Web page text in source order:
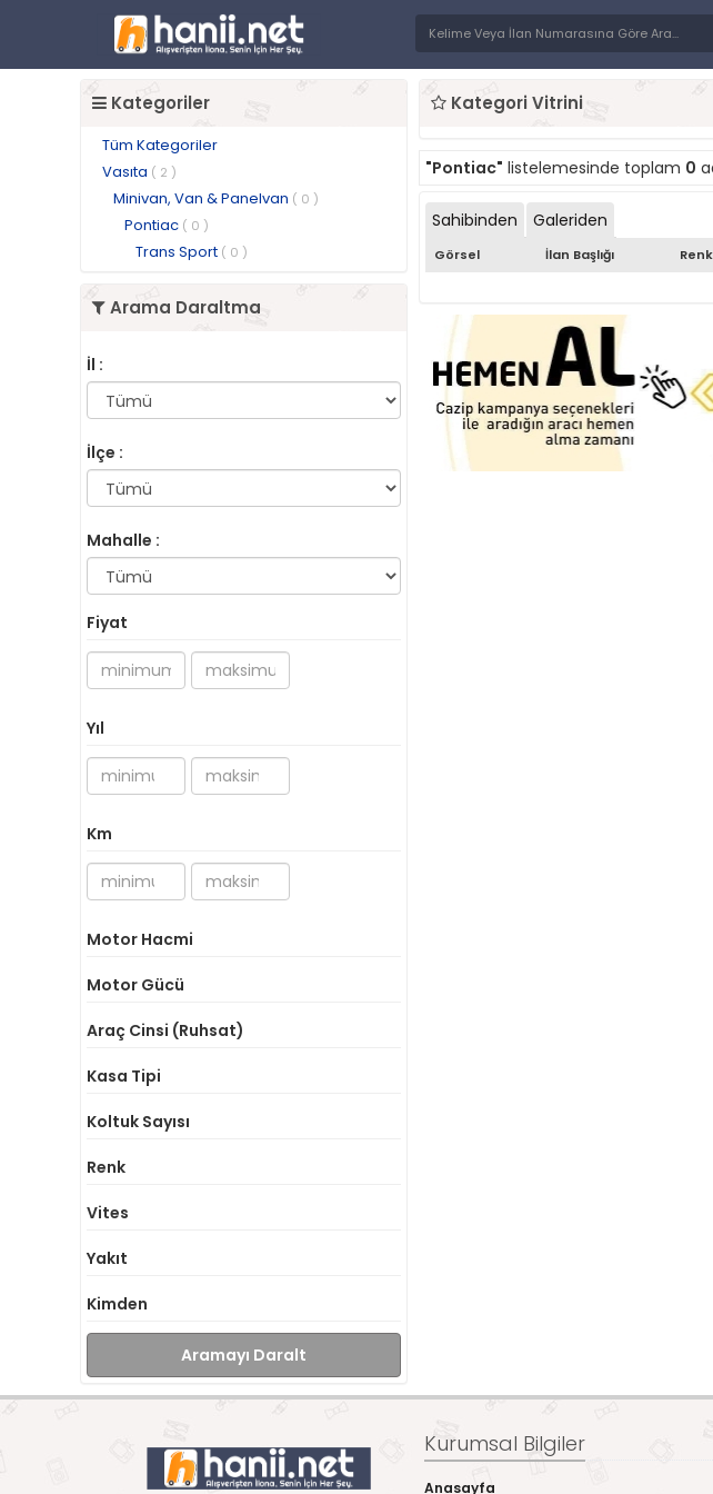
Kategoriler
Tüm Kategoriler
Vasıta ( 2 )
Minivan, Van & Panelvan ( 0 )
Pontiac ( 0 )
Trans Sport ( 0 )
Arama Daraltma
İl :
İlçe :
Mahalle :
Fiyat
Yıl
Km
Motor Hacmi
Motor Gücü
Araç Cinsi (Ruhsat)
Kasa Tipi
Koltuk Sayısı
Renk
Vites
Yakıt
Kimden
Aramayı Daralt
Kategori Vitrini
"Pontiac" listelemesinde toplam 0
Sahibinden Galeriden
Görsel İlan Başlığı Renk
Kurumsal Bilgiler
Anasayfa